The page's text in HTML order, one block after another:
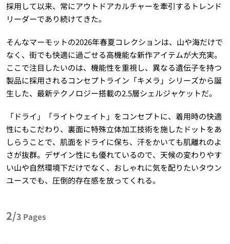
採用して以来、常にアウトドアカルチャーを牽引するトレンド
リーダーであり続けてきた。
そんなマーモットの2026年春夏コレクションは、山や海だけで
なく、街でも快適に過ごせる高機能な新作アイテムが大充実。
ここで注目したいのは、機能性を重視し、異なる遺伝子を持つ
製品に採用されるコンセプトライン「キメラ」シリーズから誕
生した、最新テクノロジー搭載の2.5層シェルジャケットだ。
「ドライ」「ライトウェイト」をコンセプトに、着用時の快適
性にもこだわり、裏面に特殊立体加工技術を施したドットをあ
しらうことで、肌面をドライに保ち、汗をかいても肌離れのよ
さが抜群。デザイン性にも優れているので、天候の変わりやす
い山や自然環境下だけでなく、おしゃれに気を配りたいタウン
ユースでも、圧倒的存在感を放ってくれる。
2/3 Pages